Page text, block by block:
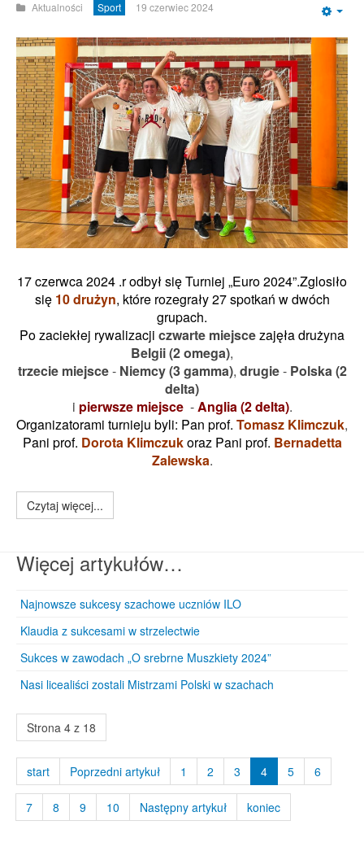
Aktualności Sport 19 czerwiec 2024
17 czerwca 2024 .r odbył się Turniej „Euro 2024”.Zglosiło
się 10 drużyn, które rozegrały 27 spotkań w dwóch
grupach.
Po zaciekłej rywalizacji czwarte miejscezajęła drużyna
Belgii (2 omega),
trzecie miejsce- Niemcy (3 gamma), drugie- Polska (2
delta)
i pierwsze miejsce-Anglia (2 delta).
Organizatorami turnieju byli: Pan prof. Tomasz Klimczuk,
Pani prof. Dorota Klimczukoraz Pani prof. Bernadetta
Zalewska.
Czytaj więcej...
Więcej artykułów…
Najnowsze sukcesy szachowe uczniów ILO
Klaudia z sukcesami w strzelectwie
Sukces w zawodach „O srebrne Muszkiety 2024”
Nasi licealiści zostali Mistrzami Polski w szachach
Strona 4 z 18
start Poprzedni artykuł 1 2 3 4 5 6
7 8 9 10 Następny artykuł koniec